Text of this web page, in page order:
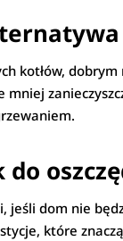
kotłów,
dom nie
które